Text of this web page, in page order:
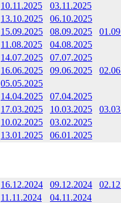
10.11.2025
03.11.2025
13.10.2025
06.10.2025
15.09.2025 08.09.2025
11.08.2025
04.08.2025
14.07.2025
07.07.2025
16.06.2025 09.06.2025
05.05.2025
14.04.2025
07.04.2025
17.03.2025 10.03.2025
10.02.2025
03.02.2025
13.01.2025 06.01.2025
16.12.2024 09.12.2024
11.11.2024
04.11.2024